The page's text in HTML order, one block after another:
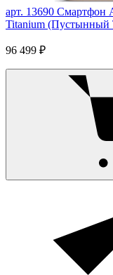
арт. 13690 Смартфон
Titanium (Пустынный
96 499 ₽